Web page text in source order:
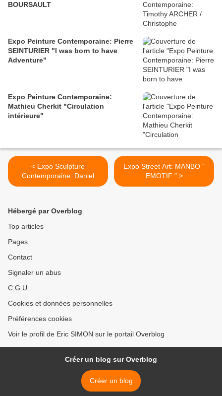
BOURSAULT
Expo Peinture Contemporaine: Pierre
SEINTURIER "I was born to have
Adventure"
Expo Peinture Contemporaine:
Mathieu Cherkit "Circulation
intérieure"
< Expo Sculpture
Contemporaine: Daniel
DEWAR et Grégory
Expo Street Art: MANBO "
EMOTIF " >
Hébergé par Overblog
Top articles
Pages
Contact
Signaler un abus
C.G.U.
Cookies et données personnelles
Préférences cookies
Voir le profil de Eric SIMON sur le portail Overblog
Créer un blog sur Overblog
Créer un blog